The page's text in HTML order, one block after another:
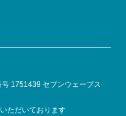
1751439 セブンウェーブス
ただいております